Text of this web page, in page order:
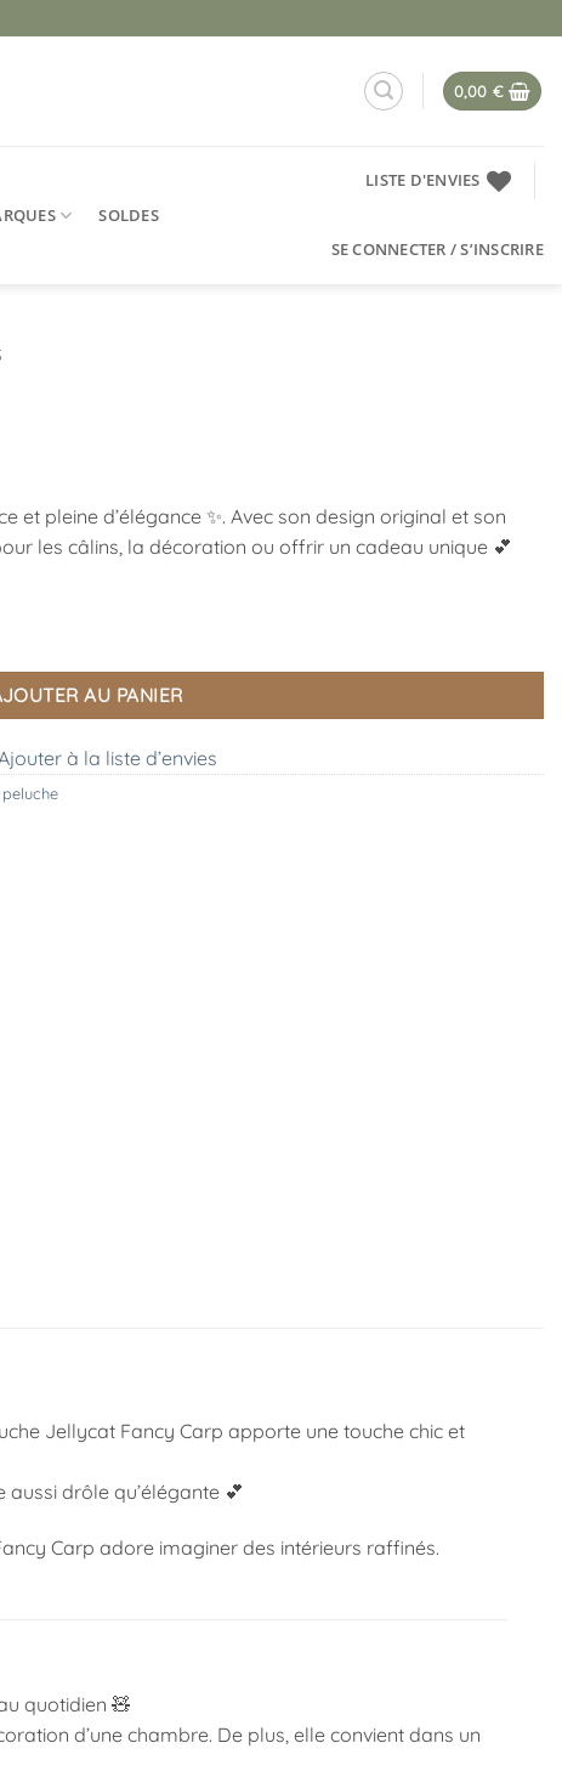
0,00 €
SOLDES
LISTE D'ENVIES
SE CONNECTER / S’INSCRIRE
et pleine d’élégance ✨. Avec son design original et son
les câlins, la décoration ou offrir un cadeau unique 💕
AU PANIER
à la liste d’envies
peluche
JellycatFancy Carp apporte une touche chic et
drôle qu’élégante 💕
Carp adore imaginer des intérieurs raffinés.
quotidien 🧸
d’une chambre. De plus, elle convient dans un